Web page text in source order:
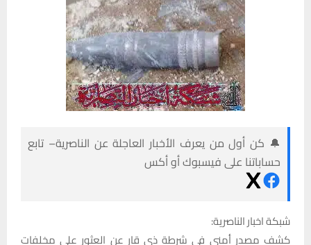
🔔 كن أول من يعرف الأخبار العاجلة عن الناصرية– تابع
حساباتنا على فيسبوك أو أكس
شبكة اخبار الناصرية:
كشف مصدر أمني في شرطة ذي قار عن العثور على مخلفات